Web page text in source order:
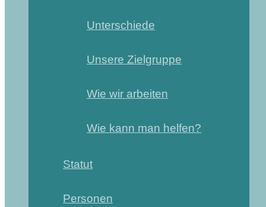
Unterschiede
Unsere Zielgruppe
Wie wir arbeiten
Wie kann man helfen?
Statut
Personen